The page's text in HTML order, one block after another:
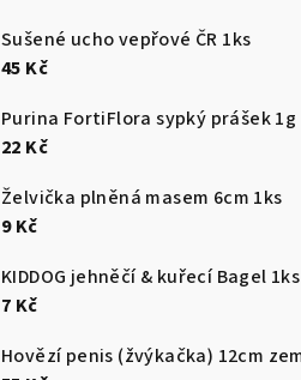
Sušené ucho vepřové ČR 1ks
45 Kč
Purina FortiFlora sypký prášek 1g
22 Kč
Želvička plněná masem 6cm 1ks
9 Kč
KIDDOG jehněčí & kuřecí Bagel 1ks
7 Kč